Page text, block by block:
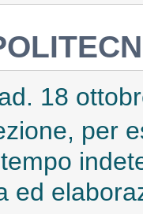
18
per
ed